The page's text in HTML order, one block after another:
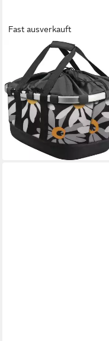
Fast ausverkauft
KLICKFIX
Fahrradkorb, Bikebasket
für Racktime
(3)
ab 107,78 €
lieferbar - in 2-3 Werktagen